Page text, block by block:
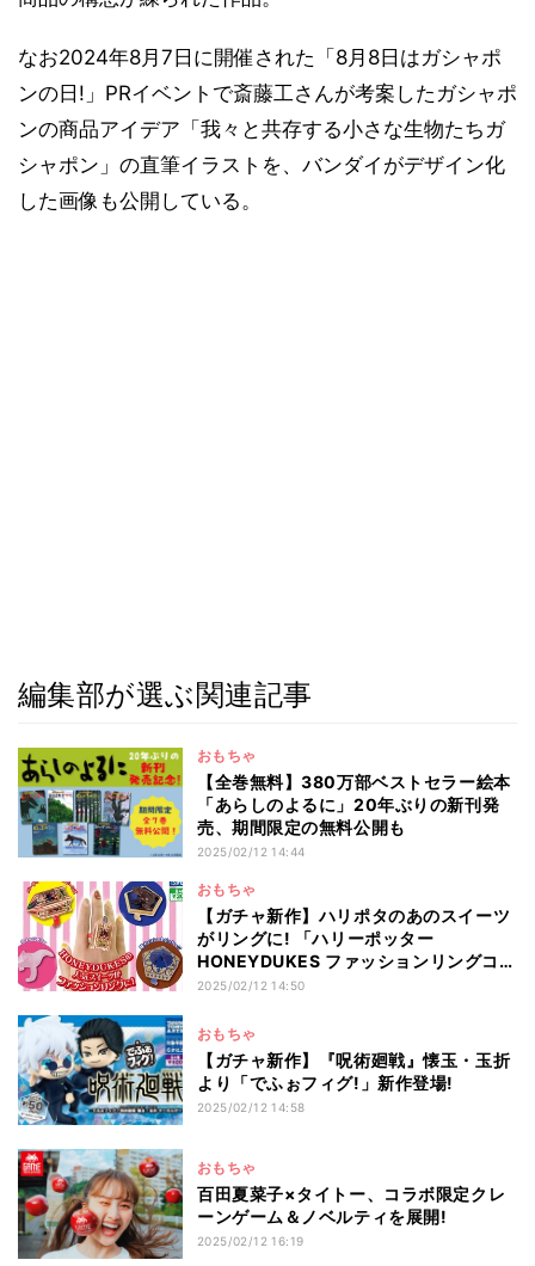
なお2024年8月7日に開催された「8月8日はガシャポ
ンの日!」PRイベントで斎藤工さんが考案したガシャポ
ンの商品アイデア「我々と共存する小さな生物たちガ
シャポン」の直筆イラストを、バンダイがデザイン化
した画像も公開している。
編集部が選ぶ関連記事
おもちゃ
【全巻無料】380万部ベストセラー絵本
「あらしのよるに」20年ぶりの新刊発
売、期間限定の無料公開も
2025/02/12 14:44
おもちゃ
【ガチャ新作】ハリポタのあのスイーツ
がリングに! 「ハリーポッター
HONEYDUKES ファッションリングコレ
クション」
2025/02/12 14:50
おもちゃ
【ガチャ新作】『呪術廻戦』懐玉・玉折
より「でふぉフィグ!」新作登場!
2025/02/12 14:58
おもちゃ
百田夏菜子×タイトー、コラボ限定クレ
ーンゲーム＆ノベルティを展開!
2025/02/12 16:19